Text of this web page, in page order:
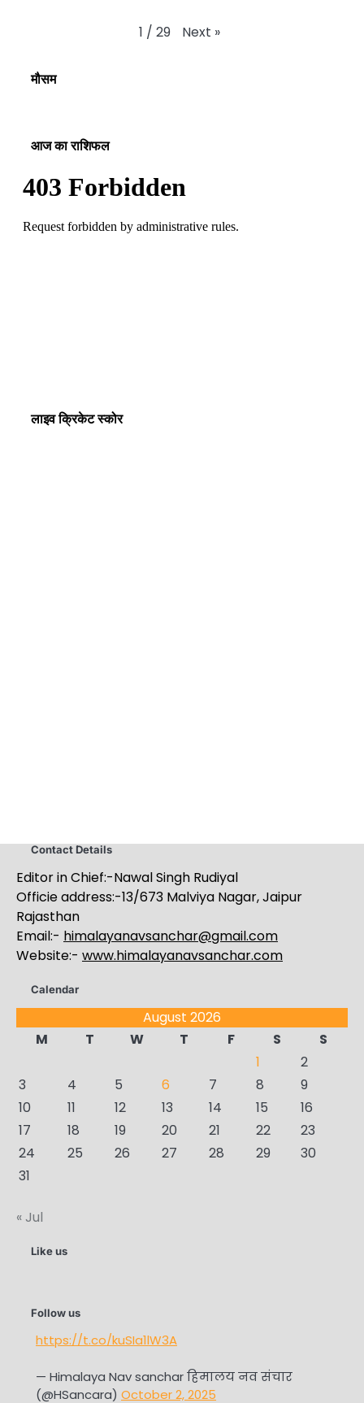
1 / 29 Next »
मौसम
आज का राशिफल
लाइव क्रिकेट स्कोर
Contact Details
Editor in Chief:-Nawal Singh Rudiyal
Officie address:-13/673 Malviya Nagar, Jaipur
Rajasthan
Email:- himalayanavsanchar@gmail.com
Website:- www.himalayanavsanchar.com
Calendar
August 2026
M
T W T F S
S
1
2
3
4 5 6 7 8
9
10
11 12 13 14 15
16
17
18 19 20 21 22
23
24
25 26 27 28 29
30
31
« Jul
Like us
Follow us
https://t.co/kuSIa1lW3A
— Himalaya Nav sanchar हिमालय नव संचार
(@HSancara) October 2, 2025